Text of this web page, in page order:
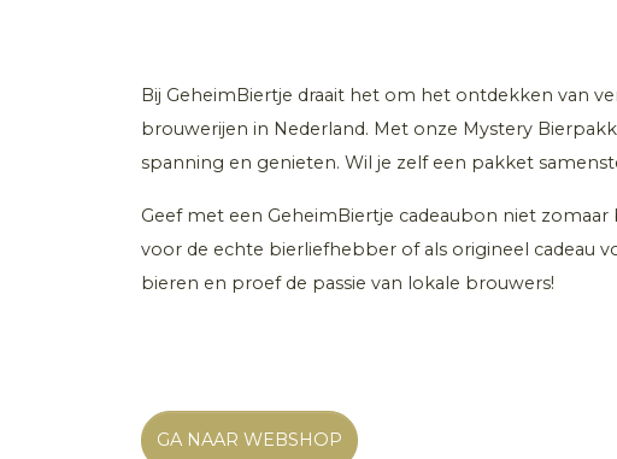
Bij GeheimBiertje draait het om het ontdekken van
brouwerijen in Nederland. Met onze Mystery
spanning en genieten. Wil je zelf een pakket
Geef met een GeheimBiertje cadeaubon niet
voor de echte bierliefhebber of als origineel cadeau
bieren en proef de passie van lokale brouwers!
GA NAAR WEBSHOP